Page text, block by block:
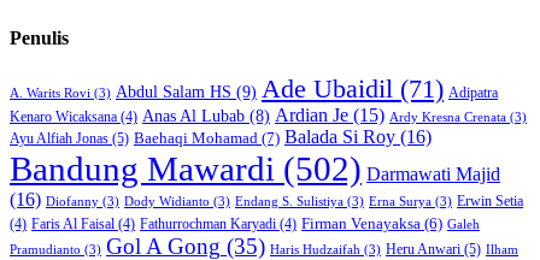
Penulis
A. Warits Rovi (3) Abdul Salam HS (9) Ade Ubaidil (71) Adipatra
Kenaro Wicaksana (4) Anas Al Lubab (8) Ardian Je (15) Ardy Kresna Crenata (3)
Ayu Alfiah Jonas (5) Baehaqi Mohamad (7) Balada Si Roy (16)
Bandung Mawardi (502) Darmawati Majid
(16) Diofanny (3) Dody Widianto (3) Endang S. Sulistiya (3) Erna Surya (3) Erwin Setia
(4) Faris Al Faisal (4) Fathurrochman Karyadi (4) Firman Venayaksa (6) Galeh
Pramudianto (3) Gol A Gong (35) Haris Hudzaifah (3) Heru Anwari (5) Ilham